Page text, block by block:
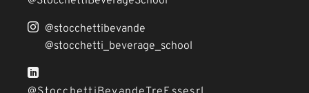
@stocchettibevande
@stocchetti_beverage_school